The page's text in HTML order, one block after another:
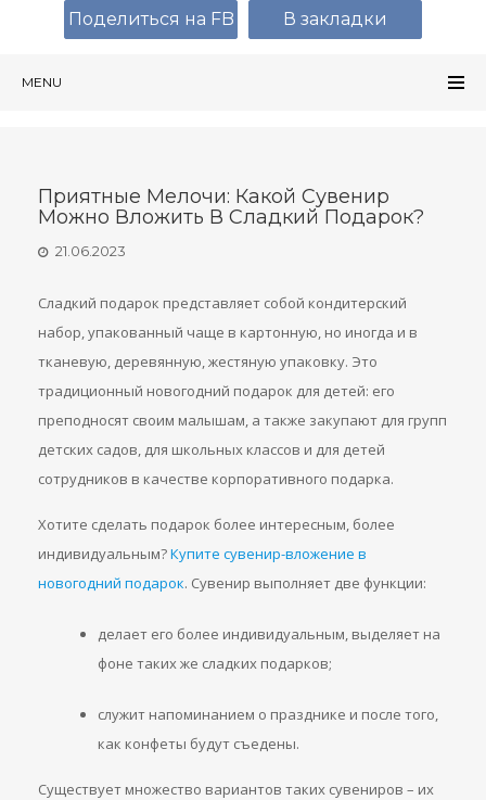
MENU
Приятные Мелочи: Какой Сувенир
Можно Вложить В Сладкий Подарок?
21.06.2023
Сладкий подарок представляет собой кондитерский
набор, упакованный чаще в картонную, но иногда и в
тканевую, деревянную, жестяную упаковку. Это
традиционный новогодний подарок для детей: его
преподносят своим малышам, а также закупают для групп
детских садов, для школьных классов и для детей
сотрудников в качестве корпоративного подарка.
Хотите сделать подарок более интересным, более
индивидуальным?Купите сувенир-вложение в
новогодний подарок. Сувенир выполняет две функции:
делает его более индивидуальным, выделяет на
фоне таких же сладких подарков;
служит напоминанием о празднике и после того,
как конфеты будут съедены.
Существует множество вариантов таких сувениров – их
Поделиться на FB В закладки